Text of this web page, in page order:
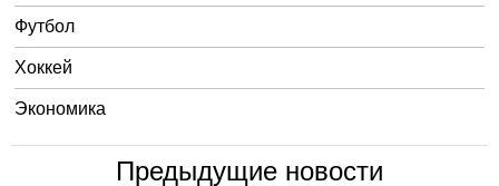
Футбол
Хоккей
Экономика
Предыдущие новости